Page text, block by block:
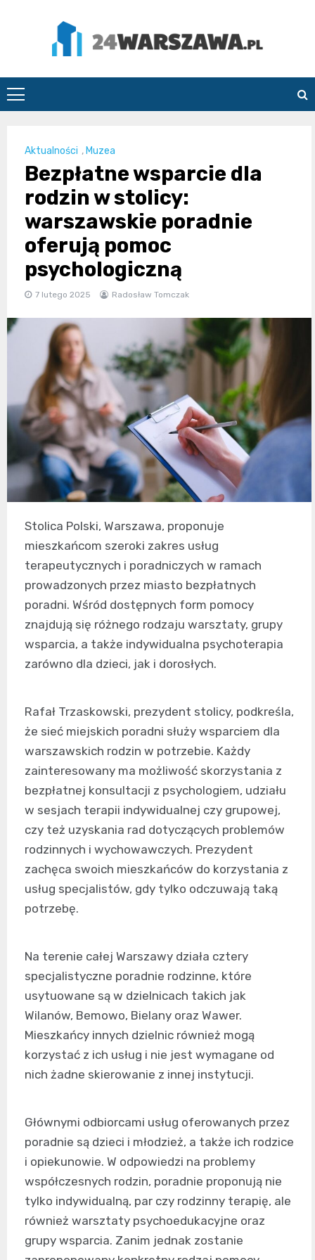
24Warszawa.pl
Aktualności , Muzea
Bezpłatne wsparcie dla
rodzin w stolicy:
warszawskie poradnie
oferują pomoc
psychologiczną
7 lutego 2025 Radosław Tomczak
Stolica Polski, Warszawa, proponuje
mieszkańcom szeroki zakres usług
terapeutycznych i poradniczych w ramach
prowadzonych przez miasto bezpłatnych
poradni. Wśród dostępnych form pomocy
znajdują się różnego rodzaju warsztaty, grupy
wsparcia, a także indywidualna psychoterapia
zarówno dla dzieci, jak i dorosłych.
Rafał Trzaskowski, prezydent stolicy, podkreśla,
że sieć miejskich poradni służy wsparciem dla
warszawskich rodzin w potrzebie. Każdy
zainteresowany ma możliwość skorzystania z
bezpłatnej konsultacji z psychologiem, udziału
w sesjach terapii indywidualnej czy grupowej,
czy też uzyskania rad dotyczących problemów
rodzinnych i wychowawczych. Prezydent
zachęca swoich mieszkańców do korzystania z
usług specjalistów, gdy tylko odczuwają taką
potrzebę.
Na terenie całej Warszawy działa cztery
specjalistyczne poradnie rodzinne, które
usytuowane są w dzielnicach takich jak
Wilanów, Bemowo, Bielany oraz Wawer.
Mieszkańcy innych dzielnic również mogą
korzystać z ich usług i nie jest wymagane od
nich żadne skierowanie z innej instytucji.
Głównymi odbiorcami usług oferowanych przez
poradnie są dzieci i młodzież, a także ich rodzice
i opiekunowie. W odpowiedzi na problemy
współczesnych rodzin, poradnie proponują nie
tylko indywidualną, par czy rodzinny terapię, ale
również warsztaty psychoedukacyjne oraz
grupy wsparcia. Zanim jednak zostanie